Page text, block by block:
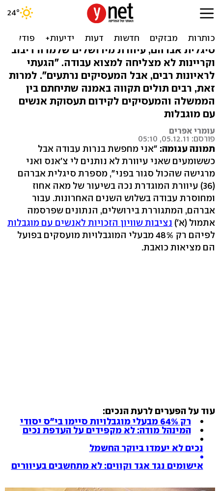
אבטלת הנכים: "הרואים הם
העיוורים האמיתיים"
סיגלית אברהם, עיוורת מירושלים שלמדה דיבוב
וקריינות לא מצליחה למצוא עבודה. "הגעתי
לראיונות רבים, אבל המעסיקים נרתעים". למרות
זאת, רבים תולים תקווה באמנה שתיחתם בין
הממשלה והמעסיקים לקידום תעסוקת אנשים
עם מוגבלות
עומרי אפרים
פורסם: 05.12.11, 05:10
תמונה עגומה: "אני מחפשת בנרות עבודה אבל
כששומעים שאני עיוורת לא נותנים לי צ'אנס ואני
מרגישה שהכול סגור בפני", מספרת סיגלית אברהם
(36) עיוורת המוגדרת נכה בשיעור של מאה אחוז
ומחוסרת עבודה בשלוש השנים האחרונות. עבור
אברהם, המתגוררת בירושלים, הנתונים שפרסמה
אתמול (א') נציבות שוויון הזכויות לאנשים עם מוגבלות
לפיהם רק 48% מבעלי המוגבלויות מועסקים בפועל
הם מציאות כואבת.
עוד על הפערים לרעת הנכים:
רק 64% מבעלי מוגבלויות סיימו בי"ס יסודי
המינהל מודה: לא מקפידים על העדפת נכים
נכים לא יעמדו ביוקר החשמל
אישומים נגד אגד וקווים: לא מתחשבים בעיוורים